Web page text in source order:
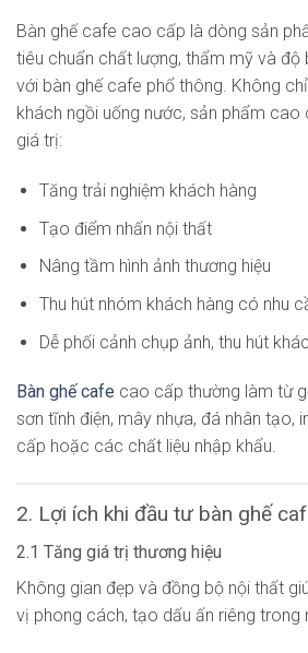
Bàn ghế cafe cao cấp là dòng sản
tiêu chuẩn chất lượng, thẩm mỹ và độ
với bàn ghế cafe phổ thông. Không
khách ngồi uống nước, sản phẩm
giá trị:
Tăng trải nghiệm khách hàng
Tạo điểm nhấn nội thất
Nâng tầm hình ảnh thương hiệu
Thu hút nhóm khách hàng có nhu
Dễ phối cảnh chụp ảnh, thu hút
Bàn ghế cafe cao cấp thường làm từ
sơn tĩnh điện, mây nhựa, đá nhân tạo,
cấp hoặc các chất liệu nhập khẩu.
2. Lợi ích khi đầu tư bàn ghế
2.1 Tăng giá trị thương hiệu
Không gian đẹp và đồng bộ nội thất
vị phong cách, tạo dấu ấn riêng trong